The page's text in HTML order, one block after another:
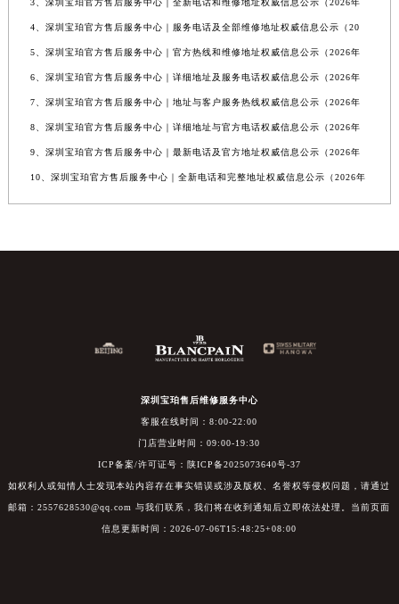
3、深圳宝珀官方售后服务中心｜全新电话和维修地址权威信息公示（2026年
4、深圳宝珀官方售后服务中心｜服务电话及全部维修地址权威信息公示（20
5、深圳宝珀官方售后服务中心｜官方热线和维修地址权威信息公示（2026年
6、深圳宝珀官方售后服务中心｜详细地址及服务电话权威信息公示（2026年
7、深圳宝珀官方售后服务中心｜地址与客户服务热线权威信息公示（2026年
8、深圳宝珀官方售后服务中心｜详细地址与官方电话权威信息公示（2026年
9、深圳宝珀官方售后服务中心｜最新电话及官方地址权威信息公示（2026年
10、深圳宝珀官方售后服务中心｜全新电话和完整地址权威信息公示（2026年
深圳宝珀售后维修服务中心
客服在线时间：8:00-22:00
门店营业时间：09:00-19:30
ICP备案/许可证号：陕ICP备2025073640号-37
如权利人或知情人士发现本站内容存在事实错误或涉及版权、名誉权等侵权问题，请通过
邮箱：2557628530@qq.com 与我们联系，我们将在收到通知后立即依法处理。当前页面
信息更新时间：2026-07-06T15:48:25+08:00